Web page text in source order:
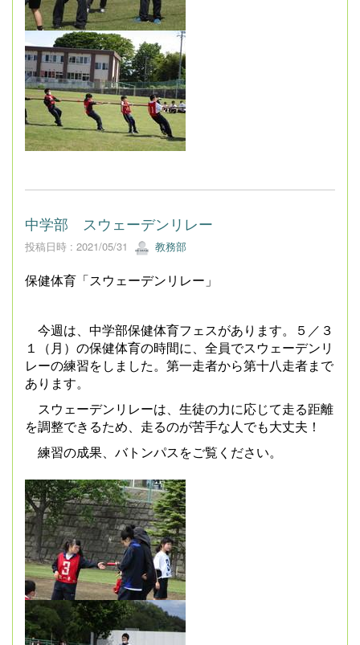
中学部 スウェーデンリレー
投稿日時 : 2021/05/31 教務部
保健体育「スウェーデンリレー」
今週は、中学部保健体育フェスがあります。５／３
１（月）の保健体育の時間に、全員でスウェーデンリ
レーの練習をしました。第一走者から第十八走者まで
あります。
スウェーデンリレーは、生徒の力に応じて走る距離
を調整できるため、走るのが苦手な人でも大丈夫！
練習の成果、バトンパスをご覧ください。